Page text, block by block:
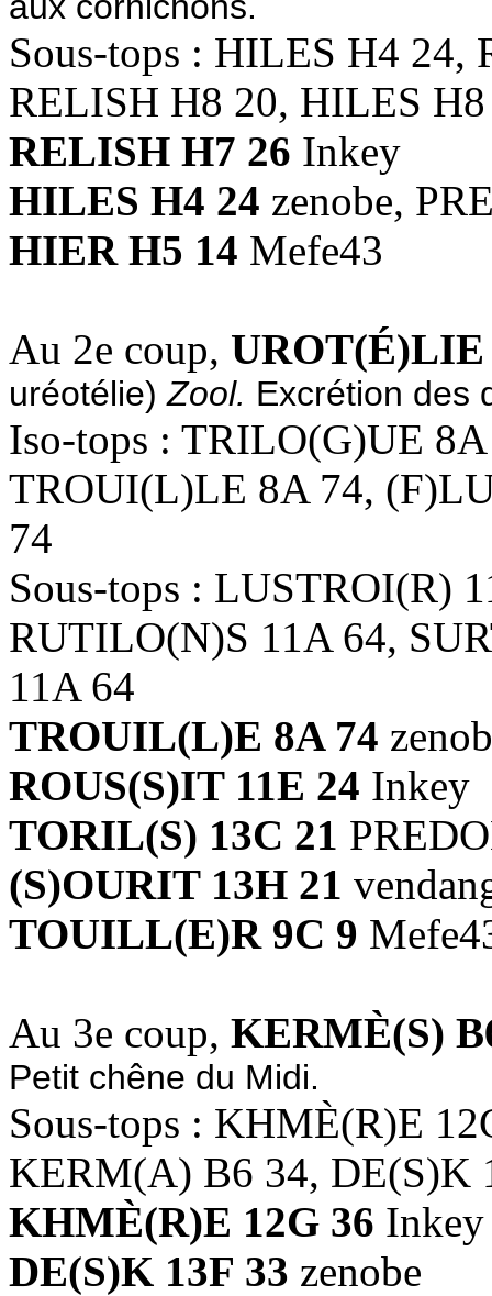
Sous-tops : HILES H4
RELISH H8 20, HILES
RELISH H7 26 Inkey
HILES H4 24 zenobe,
HIER H5 14 Mefe43
Au 2e coup, UROT(É)LIE
uréotélie)Zool. Excrétion des
Iso-tops : TRILO(G)UE
TROUI(L)LE 8A 74,
74
Sous-tops : LUSTROI(R)
RUTILO(N)S 11A 64,
11A 64
TROUIL(L)E 8A 74
ROUS(S)IT 11E 24 Inkey
TORIL(S) 13C 21
(S)OURIT 13H 21
TOUILL(E)R 9C 9
Au 3e coup, KERMÈ(S)
Petit chêne du Midi.
Sous-tops : KHMÈ(R)E
KERM(A) B6 34, DE(S)K
KHMÈ(R)E 12G 36 Inkey
DE(S)K 13F 33 zenobe